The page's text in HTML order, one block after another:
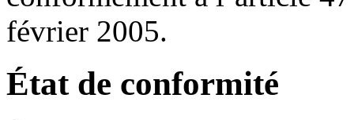
février 2005.
État de conformité